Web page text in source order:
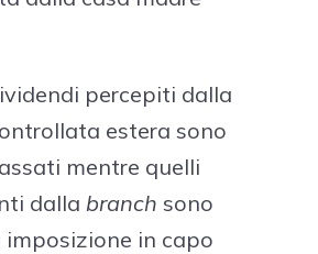
percepiti dalla
estera sono
mentre quelli
dalla branch sono
imposizione in capo